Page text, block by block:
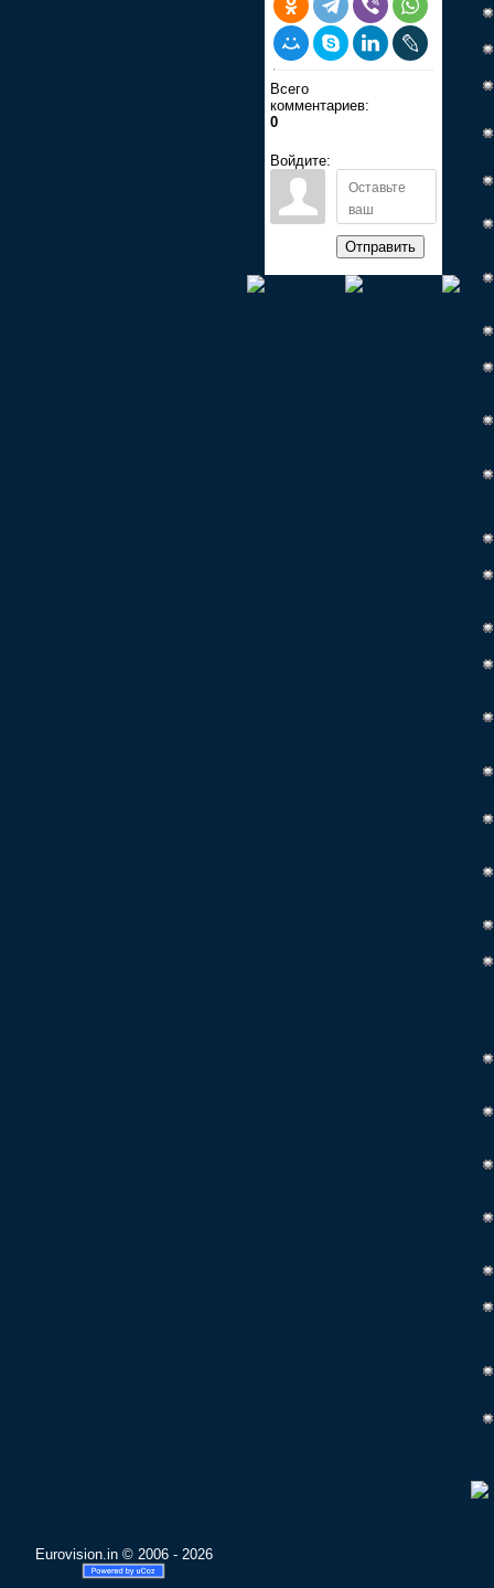
Всего
комментариев:
0
Войдите:
Отправить
Eurovision.in © 2006 - 2026